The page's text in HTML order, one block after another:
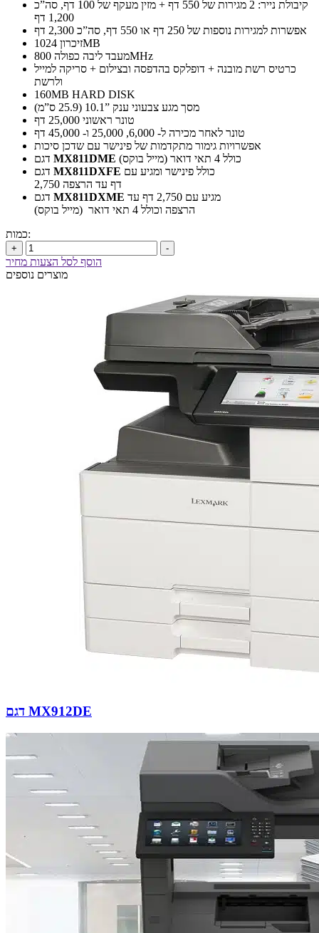
קיבולת נייר: 2 מגירות של 550 דף + מזין מעקף של 100 דף, סה”כ
1,200 דף
אפשרות למגירות נוספות של 250 דף או 550 דף, סה”כ 2,300 דף
זיכרון 1024MB
מעבד ליבה כפולה 800MHz
כרטיס רשת מובנה + דופלקס בהדפסה ובצילום + סריקה למייל
ולרשת
160MB HARD DISK
מסך מגע צבעוני ענק ”10.1 (25.9 ס”מ)
טונר ראשוני 25,000 דף
טונר לאחר מכירה ל- 6,000, 25,000 ו- 45,000 דף
אפשרויות גימור מתקדמות של פינישר עם שדכן סיכות
MX811DME
כולל 4 תאי דואר (מייל בוקס)
MX811DXFE כולל פינישר ומגיע עם
2,750 דף עד הרצפה
MX811DXME
מגיע עם 2,750 דף עד
הרצפה וכולל 4 תאי דואר (מייל בוקס)
כמות:
+ -
הוסף לסל הצעות מחיר
מוצרים נוספים
דגם MX912DE